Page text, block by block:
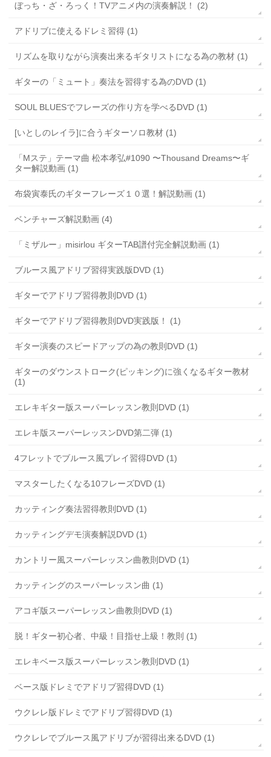
ぼっち・ざ・ろっく！TVアニメ内の演奏解説！ (2)
アドリブに使えるドレミ習得 (1)
リズムを取りながら演奏出来るギタリストになる為の教材 (1)
ギターの「ミュート」奏法を習得する為のDVD (1)
SOUL BLUESでフレーズの作り方を学べるDVD (1)
[いとしのレイラ]に合うギターソロ教材 (1)
「Mステ」テーマ曲 松本孝弘#1090 〜Thousand Dreams〜ギ
ター解説動画 (1)
布袋寅泰氏のギターフレーズ１０選！解説動画 (1)
ベンチャーズ解説動画 (4)
「ミザルー」misirlou ギターTAB譜付完全解説動画 (1)
ブルース風アドリブ習得実践版DVD (1)
ギターでアドリブ習得教則DVD (1)
ギターでアドリブ習得教則DVD実践版！ (1)
ギター演奏のスピードアップの為の教則DVD (1)
ギターのダウンストローク(ピッキング)に強くなるギター教材
(1)
エレキギター版スーパーレッスン教則DVD (1)
エレキ版スーパーレッスンDVD第二弾 (1)
4フレットでブルース風プレイ習得DVD (1)
マスターしたくなる10フレーズDVD (1)
カッティング奏法習得教則DVD (1)
カッティングデモ演奏解説DVD (1)
カントリー風スーパーレッスン曲教則DVD (1)
カッティングのスーパーレッスン曲 (1)
アコギ版スーパーレッスン曲教則DVD (1)
脱！ギター初心者、中級！目指せ上級！教則 (1)
エレキベース版スーパーレッスン教則DVD (1)
ベース版ドレミでアドリブ習得DVD (1)
ウクレレ版ドレミでアドリブ習得DVD (1)
ウクレレでブルース風アドリブが習得出来るDVD (1)